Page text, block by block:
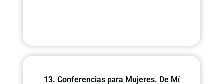
13. Conferencias para Mujeres. De Mí